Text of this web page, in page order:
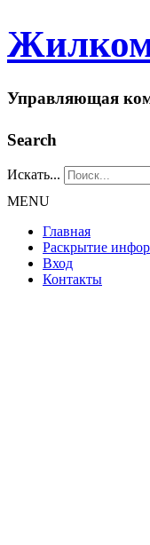
Управляющая
Search
Искать...
MENU
Главная
Раскрытие
Вход
Контакты